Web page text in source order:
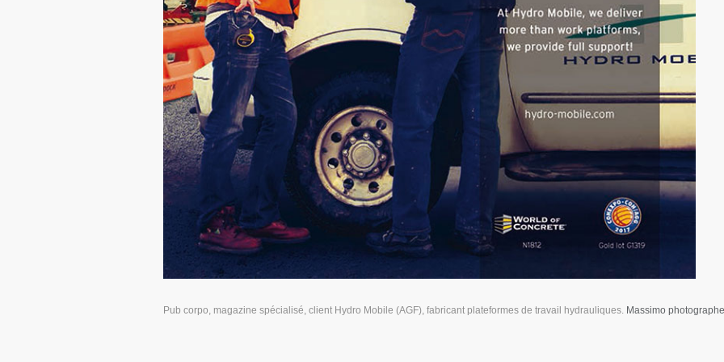
Pub corpo, magazine spécialisé, client Hydro Mobile (AGF), fabricant plateformes de travail hydrauliques. Massimo photographe